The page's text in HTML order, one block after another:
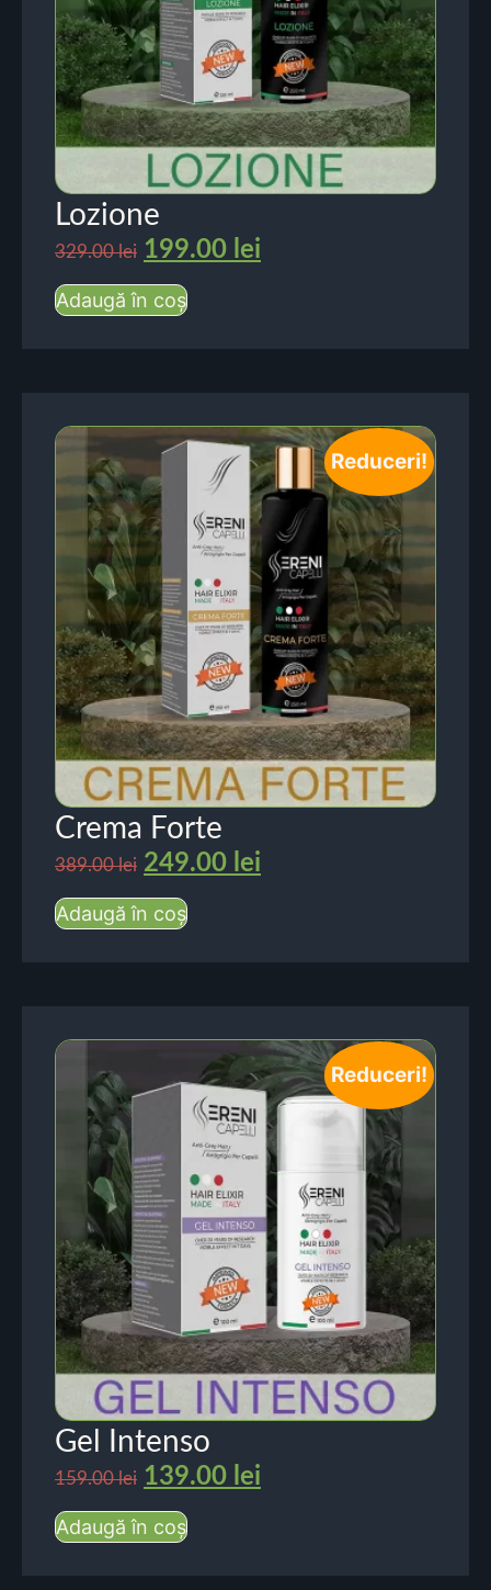
Lozione
329.00lei 199.00 lei
Adaugă în coș
Reduceri!
Crema Forte
389.00lei 249.00 lei
Adaugă în coș
Reduceri!
Gel Intenso
159.00lei 139.00 lei
Adaugă în coș